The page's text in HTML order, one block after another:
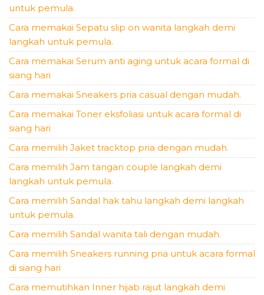
untuk pemula.
Cara memakai Sepatu slip on wanita langkah demi
langkah untuk pemula.
Cara memakai Serum anti aging untuk acara formal di
siang hari
Cara memakai Sneakers pria casual dengan mudah.
Cara memakai Toner eksfoliasi untuk acara formal di
siang hari
Cara memilih Jaket tracktop pria dengan mudah.
Cara memilih Jam tangan couple langkah demi
langkah untuk pemula.
Cara memilih Sandal hak tahu langkah demi langkah
untuk pemula.
Cara memilih Sandal wanita tali dengan mudah.
Cara memilih Sneakers running pria untuk acara formal
di siang hari
Cara memutihkan Inner hijab rajut langkah demi